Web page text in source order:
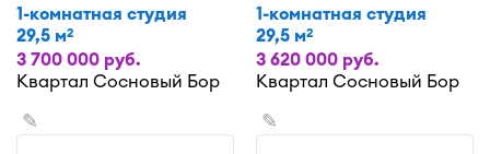
1-комнатная студия
29,5 м2
3 700 000 руб.
Квартал Сосновый Бор
1-комнатная студия
29,5 м2
3 620 000 руб.
Квартал Сосновый Бор
✎ ✎